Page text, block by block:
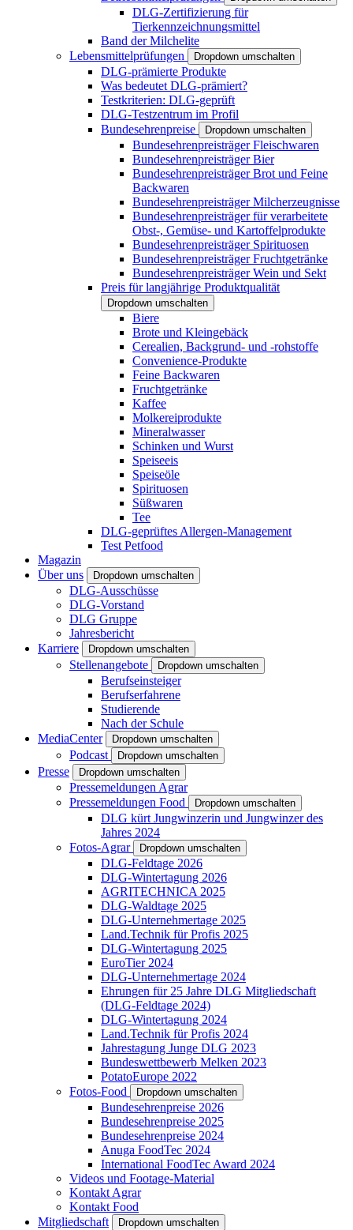
DLG-Zertifizierung für
Tierkennzeichnungsmittel
Band der Milchelite
Lebensmittelprüfungen
Dropdown umschalten
DLG-prämierte Produkte
Was bedeutet DLG-prämiert?
Testkriterien: DLG-geprüft
DLG-Testzentrum im Profil
Bundesehrenpreise
Dropdown umschalten
Bundesehrenpreisträger Fleischwaren
Bundesehrenpreisträger Bier
Bundesehrenpreisträger Brot und Feine
Backwaren
Bundesehrenpreisträger Milcherzeugnisse
Bundesehrenpreisträger für verarbeitete
Obst-, Gemüse- und Kartoffelprodukte
Bundesehrenpreisträger Spirituosen
Bundesehrenpreisträger Fruchtgetränke
Bundesehrenpreisträger Wein und Sekt
Preis für langjährige Produktqualität
Dropdown umschalten
Biere
Brote und Kleingebäck
Cerealien, Backgrund- und -rohstoffe
Convenience-Produkte
Feine Backwaren
Fruchtgetränke
Kaffee
Molkereiprodukte
Mineralwasser
Schinken und Wurst
Speiseeis
Speiseöle
Spirituosen
Süßwaren
Tee
DLG-geprüftes Allergen-Management
Test Petfood
Magazin
Über uns
Dropdown umschalten
DLG-Ausschüsse
DLG-Vorstand
DLG Gruppe
Jahresbericht
Karriere
Dropdown umschalten
Stellenangebote Dropdown umschalten
Berufseinsteiger
Berufserfahrene
Studierende
Nach der Schule
MediaCenter
Dropdown umschalten
Podcast Dropdown umschalten
Presse Dropdown umschalten
Pressemeldungen Agrar
Pressemeldungen Food
Dropdown umschalten
DLG kürt Jungwinzerin und Jungwinzer des
Jahres 2024
Fotos-Agrar
Dropdown umschalten
DLG-Feldtage 2026
DLG-Wintertagung 2026
AGRITECHNICA 2025
DLG-Waldtage 2025
DLG-Unternehmertage 2025
Land.Technik für Profis 2025
DLG-Wintertagung 2025
EuroTier 2024
DLG-Unternehmertage 2024
Ehrungen für 25 Jahre DLG Mitgliedschaft
(DLG-Feldtage 2024)
DLG-Wintertagung 2024
Land.Technik für Profis 2024
Jahrestagung Junge DLG 2023
Bundeswettbewerb Melken 2023
PotatoEurope 2022
Fotos-Food
Dropdown umschalten
Bundesehrenpreise 2026
Bundesehrenpreise 2025
Bundesehrenpreise 2024
Anuga FoodTec 2024
International FoodTec Award 2024
Videos und Footage-Material
Kontakt Agrar
Kontakt Food
Mitgliedschaft
Dropdown umschalten